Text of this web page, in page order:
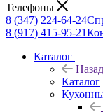
Телефоны
8 (347) 224-64-24
8 (917) 415-95-21
Каталог
Назад
Каталог